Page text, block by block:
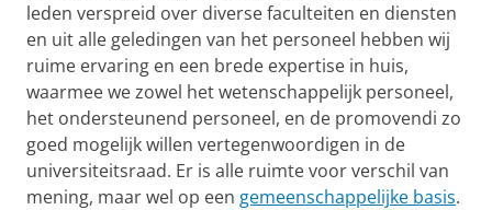
leden verspreid over diverse faculteiten en diensten
en uit alle geledingen van het personeel hebben wij
ruime ervaring en een brede expertise in huis,
waarmee we zowel het wetenschappelijk personeel,
het ondersteunend personeel, en de promovendi zo
goed mogelijk willen vertegenwoordigen in de
universiteitsraad. Er is alle ruimte voor verschil van
mening, maar wel op een gemeenschappelijke basis.